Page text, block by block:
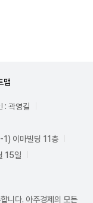
맵
: 곽영길
이마빌딩 11층
15일
니다. 아주경제의 모든